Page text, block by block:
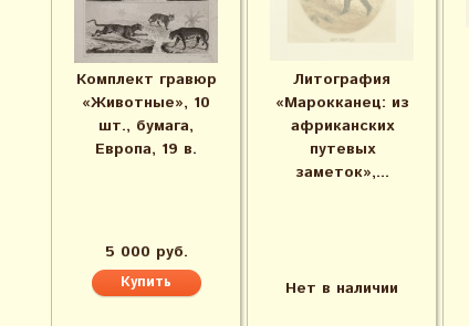
Комплект гравюр
«Животные», 10
шт., бумага,
Европа, 19 в.
5 000 руб.
Литография
«Марокканец: из
африканских
путевых
заметок»,...
Нет в наличии